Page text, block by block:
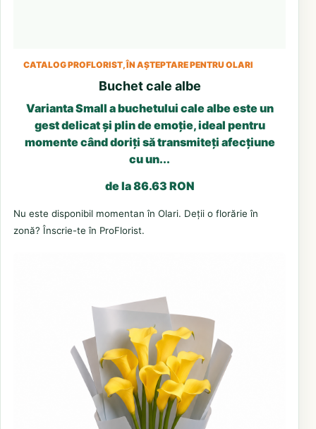
CATALOG PROFLORIST, ÎN AȘTEPTARE PENTRU OLARI
Buchet cale albe
Varianta Small a buchetului cale albe este un
gest delicat și plin de emoție, ideal pentru
momente când doriți să transmiteți afecțiune
cu un...
de la 86.63 RON
Nu este disponibil momentan în Olari. Deții o florărie în
zonă? Înscrie-te în ProFlorist.